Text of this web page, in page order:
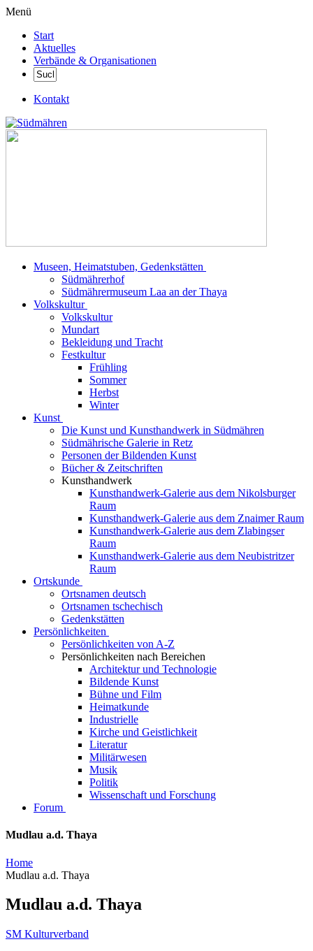
Menü
Start
Aktuelles
Verbände & Organisationen
Kontakt
Museen, Heimatstuben, Gedenkstätten
Südmährerhof
Südmährermuseum Laa an der Thaya
Volkskultur
Volkskultur
Mundart
Bekleidung und Tracht
Festkultur
Frühling
Sommer
Herbst
Winter
Kunst
Die Kunst und Kunsthandwerk in Südmähren
Südmährische Galerie in Retz
Personen der Bildenden Kunst
Bücher & Zeitschriften
Kunsthandwerk
Kunsthandwerk-Galerie aus dem Nikolsburger
Raum
Kunsthandwerk-Galerie aus dem Znaimer Raum
Kunsthandwerk-Galerie aus dem Zlabingser
Raum
Kunsthandwerk-Galerie aus dem Neubistritzer
Raum
Ortskunde
Ortsnamen deutsch
Ortsnamen tschechisch
Gedenkstätten
Persönlichkeiten
Persönlichkeiten von A-Z
Persönlichkeiten nach Bereichen
Architektur und Technologie
Bildende Kunst
Bühne und Film
Heimatkunde
Industrielle
Kirche und Geistlichkeit
Literatur
Militärwesen
Musik
Politik
Wissenschaft und Forschung
Forum
Mudlau a.d. Thaya
Home
Mudlau a.d. Thaya
Mudlau a.d. Thaya
SM Kulturverband